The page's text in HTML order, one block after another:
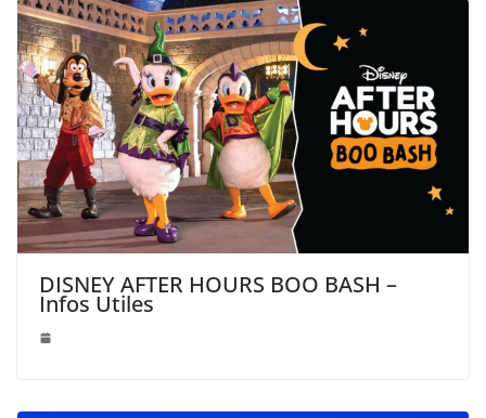
DISNEY AFTER HOURS BOO BASH –
Infos Utiles